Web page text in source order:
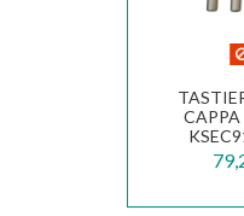
CAPPA